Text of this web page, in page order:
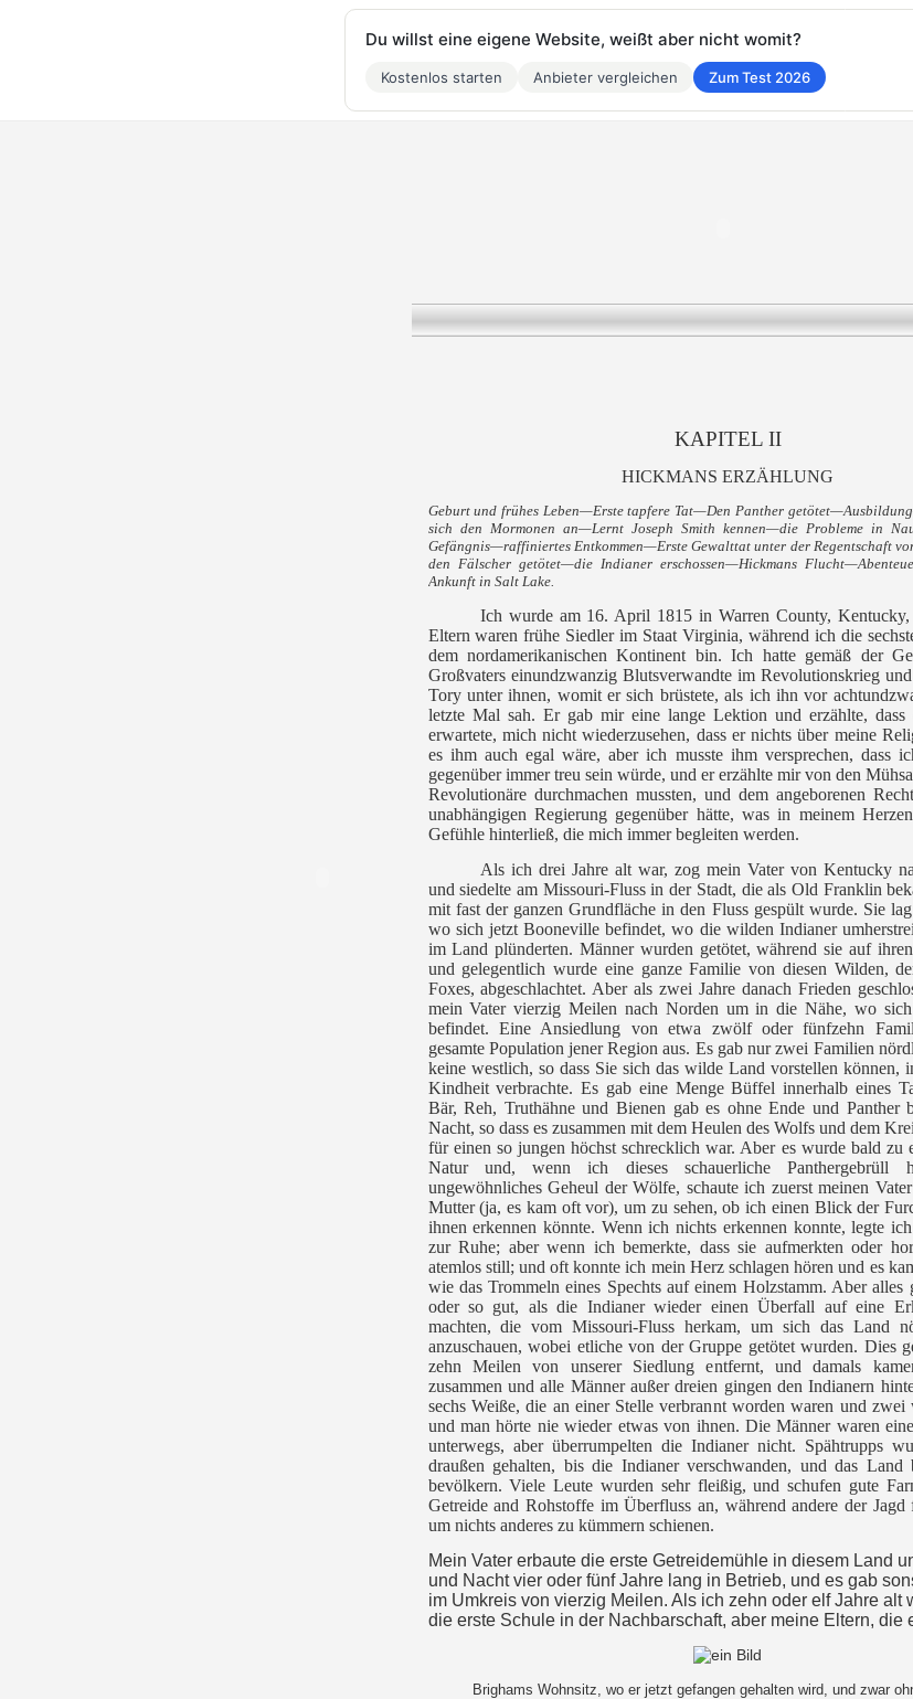
KAPITEL II
HICKMANS ERZÄHLUNG
Geburt und frühes Leben—Erste tapfere Tat—Den Panther
sich den Mormonen an—Lernt Joseph Smith kennen—die Probleme in
Gefängnis—raffiniertes Entkommen—Erste Gewalttat unter der Regentschaft
den Fälscher getötet—die Indianer erschossen—Hickmans
Ankunft in Salt Lake.
Ich wurde am 16. April 1815 in Warren County, Kentucky,
Eltern waren frühe Siedler im Staat Virginia, während ich die
dem nordamerikanischen Kontinent bin. Ich hatte gemäß der
Großvaters einundzwanzig Blutsverwandte im Revolutionskrieg
Tory unter ihnen, womit er sich brüstete, als ich ihn vor
letzte Mal sah. Er gab mir eine lange Lektion und erzählte,
erwartete, mich nicht wiederzusehen, dass er nichts über meine
es ihm auch egal wäre, aber ich musste ihm versprechen, dass
gegenüber immer treu sein würde, und er erzählte mir von den
Revolutionäre durchmachen mussten, und dem angeborenen
unabhängigen Regierung gegenüber hätte, was in meinem
Gefühle hinterließ, die mich immer begleiten werden.
Als ich drei Jahre alt war, zog mein Vater von Kentucky
und siedelte am Missouri-Fluss in der Stadt, die als Old Franklin
mit fast der ganzen Grundfläche in den Fluss gespült wurde. Sie
wo sich jetzt Booneville befindet, wo die wilden Indianer
im Land plünderten. Männer wurden getötet, während sie auf
und gelegentlich wurde eine ganze Familie von diesen Wilden,
Foxes, abgeschlachtet. Aber als zwei Jahre danach Frieden
mein Vater vierzig Meilen nach Norden um in die Nähe, wo
befindet. Eine Ansiedlung von etwa zwölf oder fünfzehn
gesamte Population jener Region aus. Es gab nur zwei Familien
keine westlich, so dass Sie sich das wilde Land vorstellen können,
Kindheit verbrachte. Es gab eine Menge Büffel innerhalb eines
Bär, Reh, Truthähne und Bienen gab es ohne Ende und Panther
Nacht, so dass es zusammen mit dem Heulen des Wolfs und dem
für einen so jungen höchst schrecklich war. Aber es wurde bald zu
Natur und, wenn ich dieses schauerliche Panthergebrüll
ungewöhnliches Geheul der Wölfe, schaute ich zuerst meinen
Mutter (ja, es kam oft vor), um zu sehen, ob ich einen Blick der
ihnen erkennen könnte. Wenn ich nichts erkennen konnte, legte
zur Ruhe; aber wenn ich bemerkte, dass sie aufmerkten oder
atemlos still; und oft konnte ich mein Herz schlagen hören und es
wie das Trommeln eines Spechts auf einem Holzstamm. Aber
oder so gut, als die Indianer wieder einen Überfall auf eine
machten, die vom Missouri-Fluss herkam, um sich das Land
anzuschauen, wobei etliche von der Gruppe getötet wurden. Dies
zehn Meilen von unserer Siedlung entfernt, und damals
zusammen und alle Männer außer dreien gingen den Indianern
sechs Weiße, die an einer Stelle verbrannt worden waren und zwei
und man hörte nie wieder etwas von ihnen. Die Männer waren
unterwegs, aber überrumpelten die Indianer nicht. Spähtrupps
draußen gehalten, bis die Indianer verschwanden, und das Land
bevölkern. Viele Leute wurden sehr fleißig, und schufen gute
Getreide and Rohstoffe im Überfluss an, während andere der Jagd
um nichts anderes zu kümmern schienen.
Mein Vater erbaute die erste Getreidemühle in diesem Land
und Nacht vier oder fünf Jahre lang in Betrieb, und es gab
im Umkreis von vierzig Meilen. Als ich zehn oder elf Jahre alt
die erste Schule in der Nachbarschaft, aber meine Eltern, die
Brighams Wohnsitz, wo er jetzt gefangen gehalten wird, und zwar
Du willst eine eigene Website, weißt aber nicht womit?
Kostenlos starten Anbieter vergleichen Zum Test 2026